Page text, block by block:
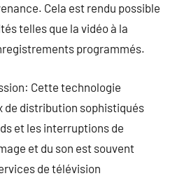
Cela est rendu possible
telles que la vidéo à la
programmés.
Cette technologie
de distribution sophistiqués
et les interruptions de
et du son est souvent
de télévision